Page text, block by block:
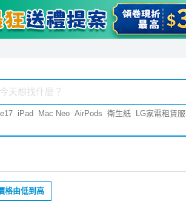
iPad Mac Neo AirPods 衛生紙 LG家電租賃
格由低到高